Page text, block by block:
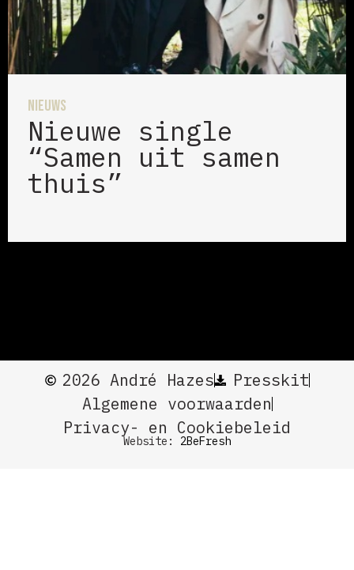
Nieuws
Nieuwe single
“Samen uit samen
thuis”
2026 André Hazes
Presskit
Algemene voorwaarden
Privacy- en Cookiebeleid
Website: 2BeFresh